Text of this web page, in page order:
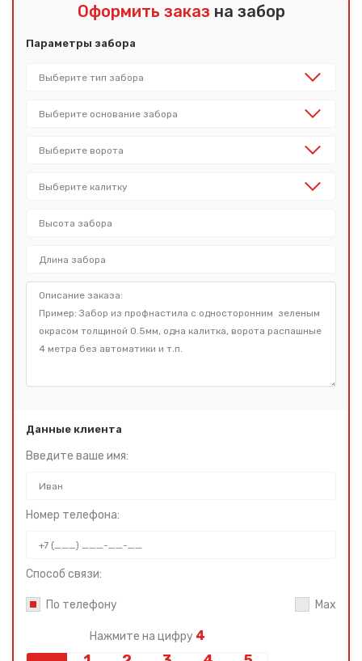
Оформить заказ на забор
Параметры забора
Данные клиента
Введите ваше имя:
Номер телефона:
Способ связи:
По телефону Max
Нажмите на цифру 4